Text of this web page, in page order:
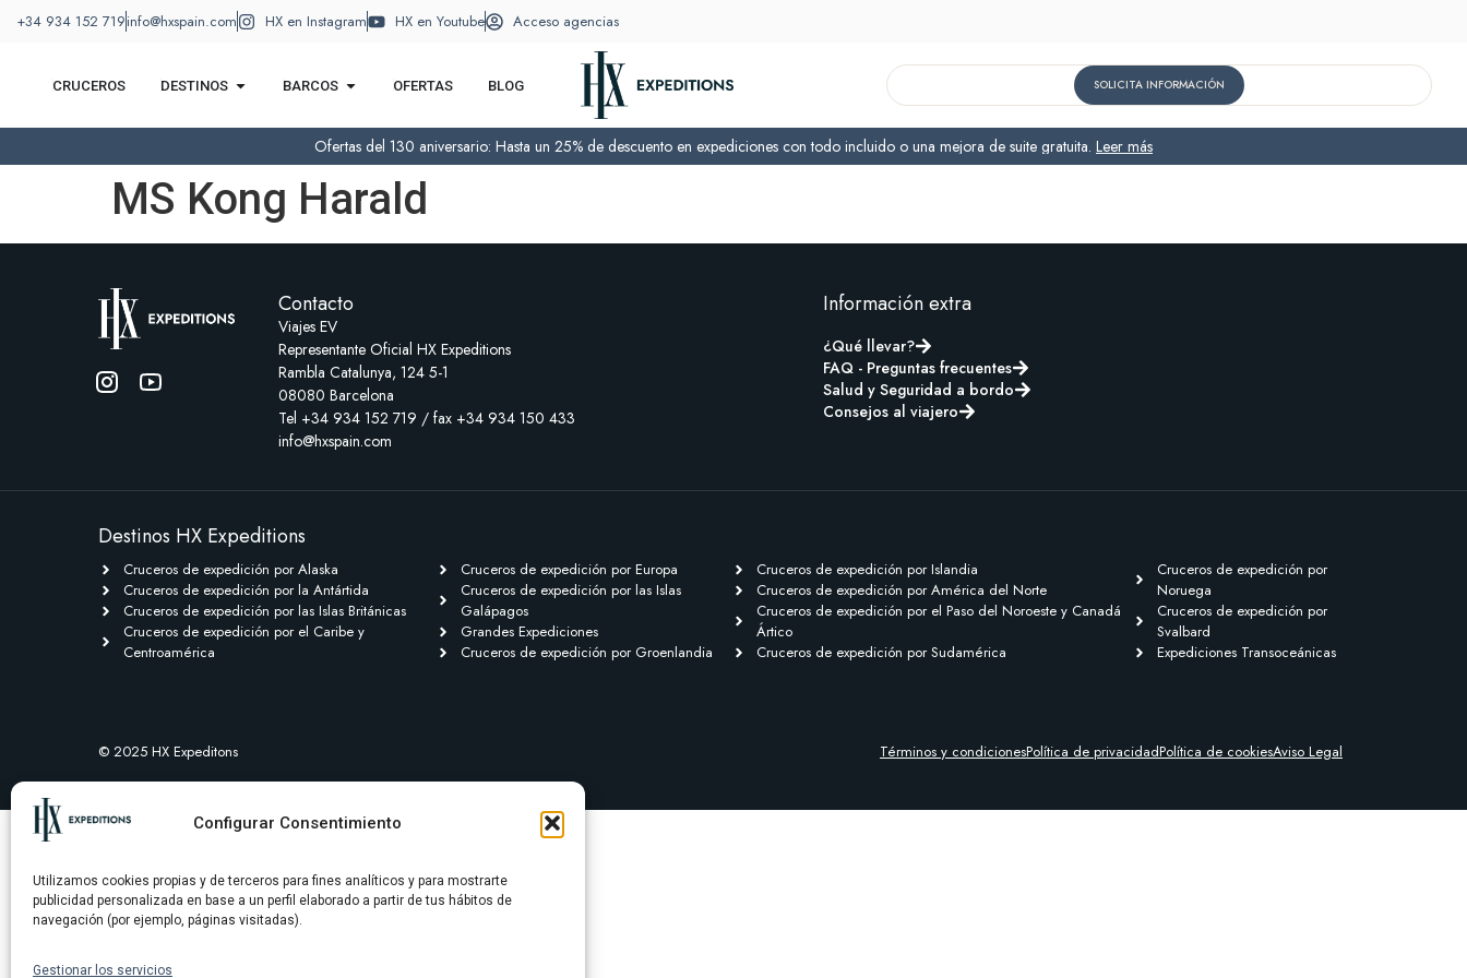
Configurar Consentimiento
Utilizamos cookies propias y de terceros para fines analíticos y para mostrarte
publicidad personalizada en base a un perfil elaborado a partir de tus hábitos de
navegación (por ejemplo, páginas visitadas).
Gestionar los servicios
+34 934 152 719info@hxspain.com HX en Instagram HX en Youtube Acceso agencias
CRUCEROS DESTINOS BARCOS OFERTAS BLOG SOLICITA INFORMACIÓN
Ofertas del 130 aniversario: Hasta un 25% de descuento en expediciones con todo incluido o una mejora de suite gratuita. Leer más
MS Kong Harald
Contacto
Viajes EV
Representante Oficial HX Expeditions
Rambla Catalunya, 124 5-1
08080 Barcelona
Tel +34 934 152 719 / fax +34 934 150 433
info@hxspain.com
Información extra
¿Qué llevar?
FAQ - Preguntas frecuentes
Salud y Seguridad a bordo
Consejos al viajero
Destinos HX Expeditions
Cruceros de expedición por Alaska
Cruceros de expedición por la Antártida
Cruceros de expedición por las Islas Británicas
Cruceros de expedición por el Caribe y
Centroamérica
Cruceros de expedición por Europa
Cruceros de expedición por las Islas
Galápagos
Grandes Expediciones
Cruceros de expedición por Groenlandia
Cruceros de expedición por Islandia
Cruceros de expedición por América del Norte
Cruceros de expedición por el Paso del Noroeste y Canadá
Ártico
Cruceros de expedición por Sudamérica
Cruceros de expedición por
Noruega
Cruceros de expedición por
Svalbard
Expediciones Transoceánicas
© 2025 HX Expeditons Términos y condicionesPolítica de privacidadPolítica de cookiesAviso Legal